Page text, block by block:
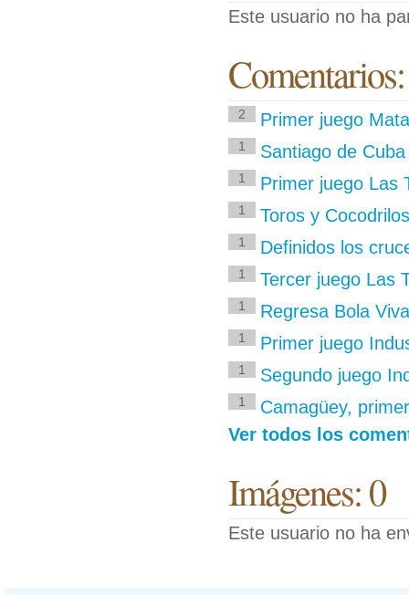
Este usuario no ha
2 Primer juego
1 Santiago de Cuba
1 Primer juego Las
1 Toros y
1 Definidos los
1 Tercer juego Las
1 Regresa Bola
1 Primer juego
1 Segundo juego
1
Camagüey,
Ver todos los
Imágenes: 0
Este usuario no ha